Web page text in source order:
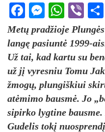
Facebook
Metų pra­džio­je
langę pa­siuntė 1999-
Už tai, kad kar­tu su
už jį vy­res­niu To­mu
žmogų, plun­giš­kiui
at­ėmi­mo bausmė. Jo
si­pir­ko lyg­ti­ne
Gu­de­lis tokį